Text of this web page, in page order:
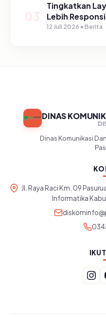
Tingkatkan
Lebih
Gelar
12 Juli 2026 • Berita
DINAS
Dinas Komunikasi
Jl. Raya Raci Km. 09
Informatika